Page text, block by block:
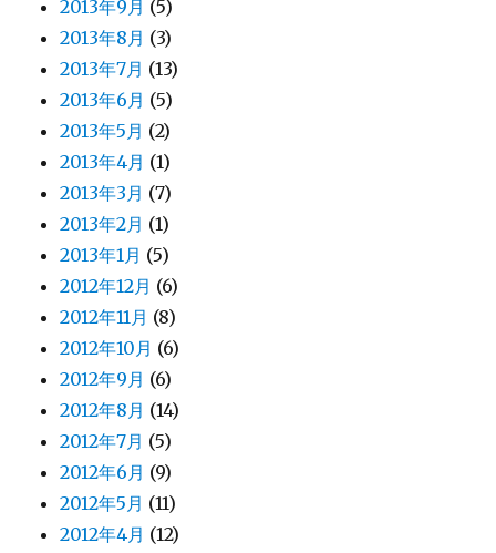
2013年9月 (5)
2013年8月 (3)
2013年7月 (13)
2013年6月 (5)
2013年5月 (2)
2013年4月 (1)
2013年3月 (7)
2013年2月 (1)
2013年1月 (5)
2012年12月 (6)
2012年11月 (8)
2012年10月 (6)
2012年9月 (6)
2012年8月 (14)
2012年7月 (5)
2012年6月 (9)
2012年5月 (11)
2012年4月 (12)